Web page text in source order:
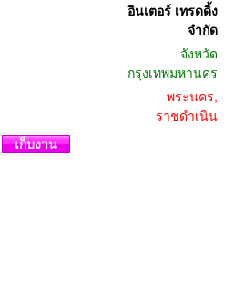
อินเตอร์ เทรดดิ้ง
จำกัด
จังหวัด
กรุงเทพมหานคร
พระนคร,
ราชดำเนิน
เก็บงาน